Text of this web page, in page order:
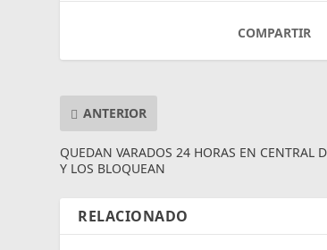
COMPARTIR
ANTERIOR
QUEDAN VARADOS 24 HORAS EN CENTRAL
Y LOS BLOQUEAN
RELACIONADO